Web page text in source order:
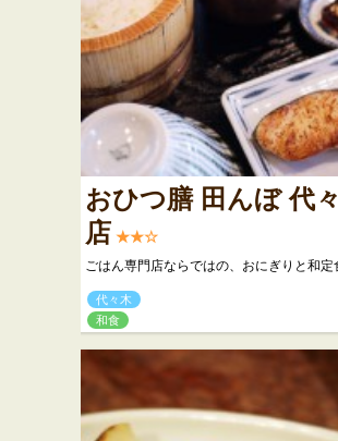
おひつ膳 田んぼ 代
店 ★★☆
ごはん専門店ならではの、おにぎりと和定
代々木
和食